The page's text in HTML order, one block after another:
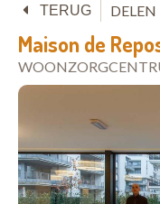
Maison de
TERUG DELEN
open in Google Maps